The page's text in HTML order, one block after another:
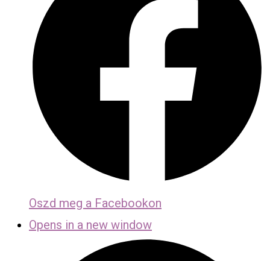
Oszd meg a Facebookon
Opens in a new window